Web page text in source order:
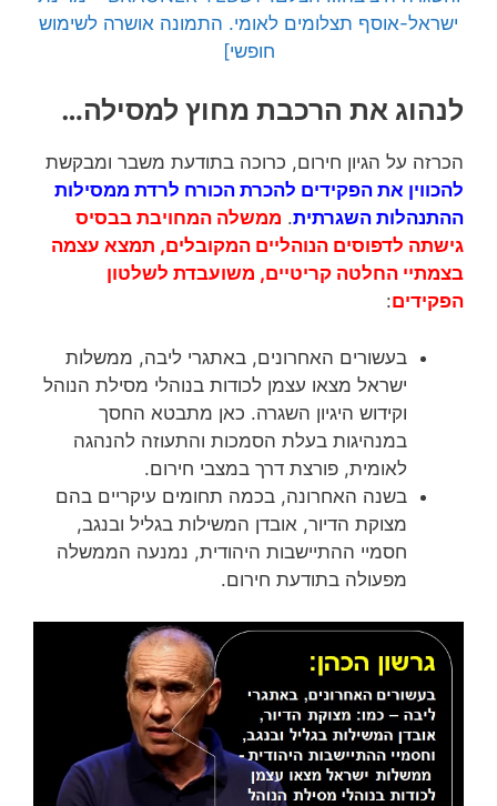
ישראל-אוסף תצלומים לאומי. התמונה אושרה לשימוש
חופשי]
לנהוג את הרכבת מחוץ למסילה…
הכרזה על הגיון חירום, כרוכה בתודעת משבר ומבקשת
להכווין את הפקידים להכרת הכורח לרדת ממסילות
ההתנהלות השגרתית. ממשלה המחויבת בבסיס
גישתה לדפוסים הנוהליים המקובלים, תמצא עצמה
בצמתיי החלטה קריטיים, משועבדת לשלטון
הפקידים:
בעשורים האחרונים, באתגרי ליבה, ממשלות
ישראל מצאו עצמן לכודות בנוהלי מסילת הנוהל
וקידוש היגיון השגרה. כאן מתבטא החסך
במנהיגות בעלת הסמכות והתעוזה להנהגה
לאומית, פורצת דרך במצבי חירום.
בשנה האחרונה, בכמה תחומים עיקריים בהם
מצוקת הדיור, אובדן המשילות בגליל ובנגב,
חסמיי ההתיישבות היהודית, נמנעה הממשלה
מפעולה בתודעת חירום.